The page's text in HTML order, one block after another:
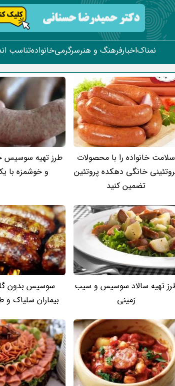
نمناکاخبارفرهنگ و هنرسرگرمیخانوادهتناسب
سلامت خانواده را با محصولات
خانگی دهکده پروتئین
تضمین کنید
طرز تهیه سوسیس
و خوشمزه با
تهیه سالاد سوسیس و سیب
زمینی
سوسیس بدون
بیماران سلیاک و